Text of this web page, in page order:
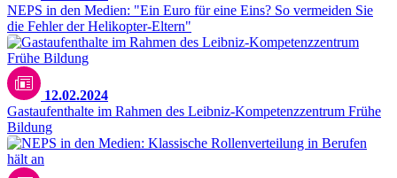
NEPS in den Medien: "Ein Euro für eine Eins? So vermeiden Sie
die Fehler der Helikopter-Eltern"
12.02.2024
Gastaufenthalte im Rahmen des Leibniz-Kompetenzzentrum Frühe
Bildung